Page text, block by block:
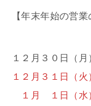
【年末年始の営業
１２月３０日（
１２月３１日（火
１月 １日（水